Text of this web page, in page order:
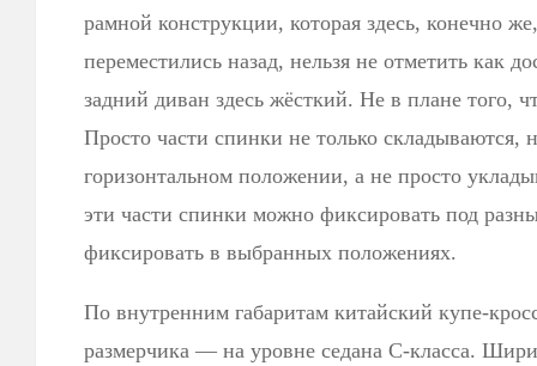
рамной конструкции, которая здесь, конечно
переместились назад, нельзя не отметить как
задний диван здесь жёсткий. Не в плане того,
Просто части спинки не только складываются,
горизонтальном положении, а не просто
эти части спинки можно фиксировать под
фиксировать в выбранных положениях.
По внутренним габаритам китайский купе-
размерчика — на уровне седана С-класса.